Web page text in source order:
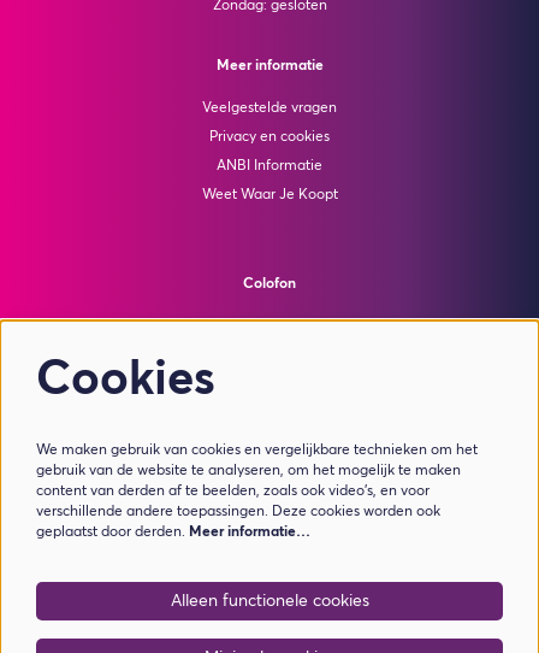
Zondag: gesloten
Meer informatie
Veelgestelde vragen
Privacy en cookies
ANBI Informatie
Weet Waar Je Koopt
Colofon
© Theater de Bussel
Meld je aan voor de nieuwsbrief
Aanmelden
Cookies
We maken gebruik van cookies en vergelijkbare technieken om het
gebruik van de website te analyseren, om het mogelijk te maken
content van derden af te beelden, zoals ook video’s, en voor
verschillende andere toepassingen. Deze cookies worden ook
geplaatst door derden. Meer informatie…
Alleen functionele cookies